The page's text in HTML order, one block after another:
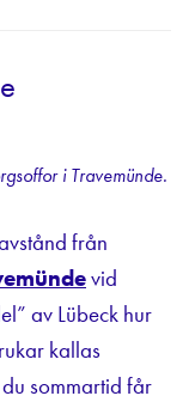
i Travemünde.
från
vid
av Lübeck hur
kallas
sommartid får